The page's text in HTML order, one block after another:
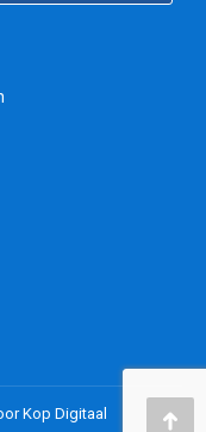
Kop Digitaal